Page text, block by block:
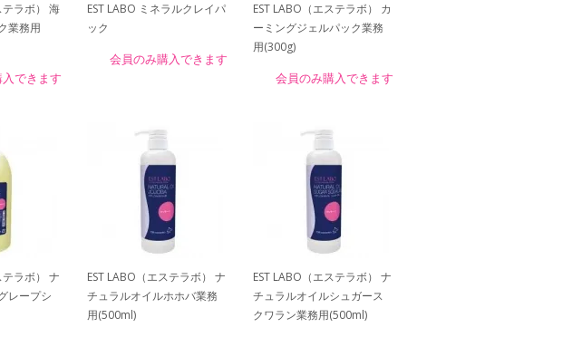
テラボ） 海
業務用
できます
EST LABO ミネラルクレイパ
ック
会員のみ購入できます
EST LABO（エステラボ） カ
ーミングジェルパック業務
用(300g)
会員のみ購入できます
テラボ） ナ
レープシ
EST LABO（エステラボ） ナ
チュラルオイルホホバ業務
用(500ml)
EST LABO（エステラボ） ナ
チュラルオイルシュガース
クワラン業務用(500ml)